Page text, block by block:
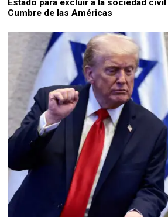
Estado para excluir a la sociedad civil
Cumbre de las Américas